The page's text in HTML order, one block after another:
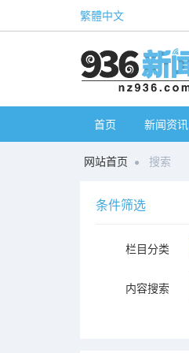
繁體中文
首页 新闻资讯
网站首页 搜索
条件筛选
栏目分类
内容搜索